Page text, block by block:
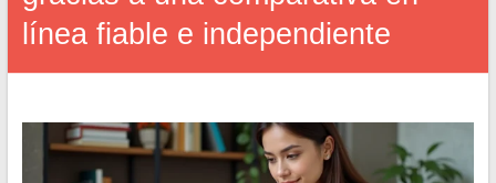
línea fiable e independiente